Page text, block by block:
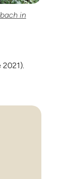
in
2021).